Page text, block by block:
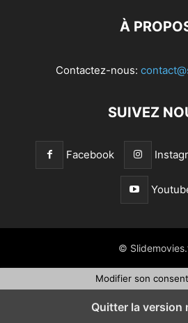
À
Contactez-nous:
SUIVEZ
Facebook
©
Modifier son
Quitter la version